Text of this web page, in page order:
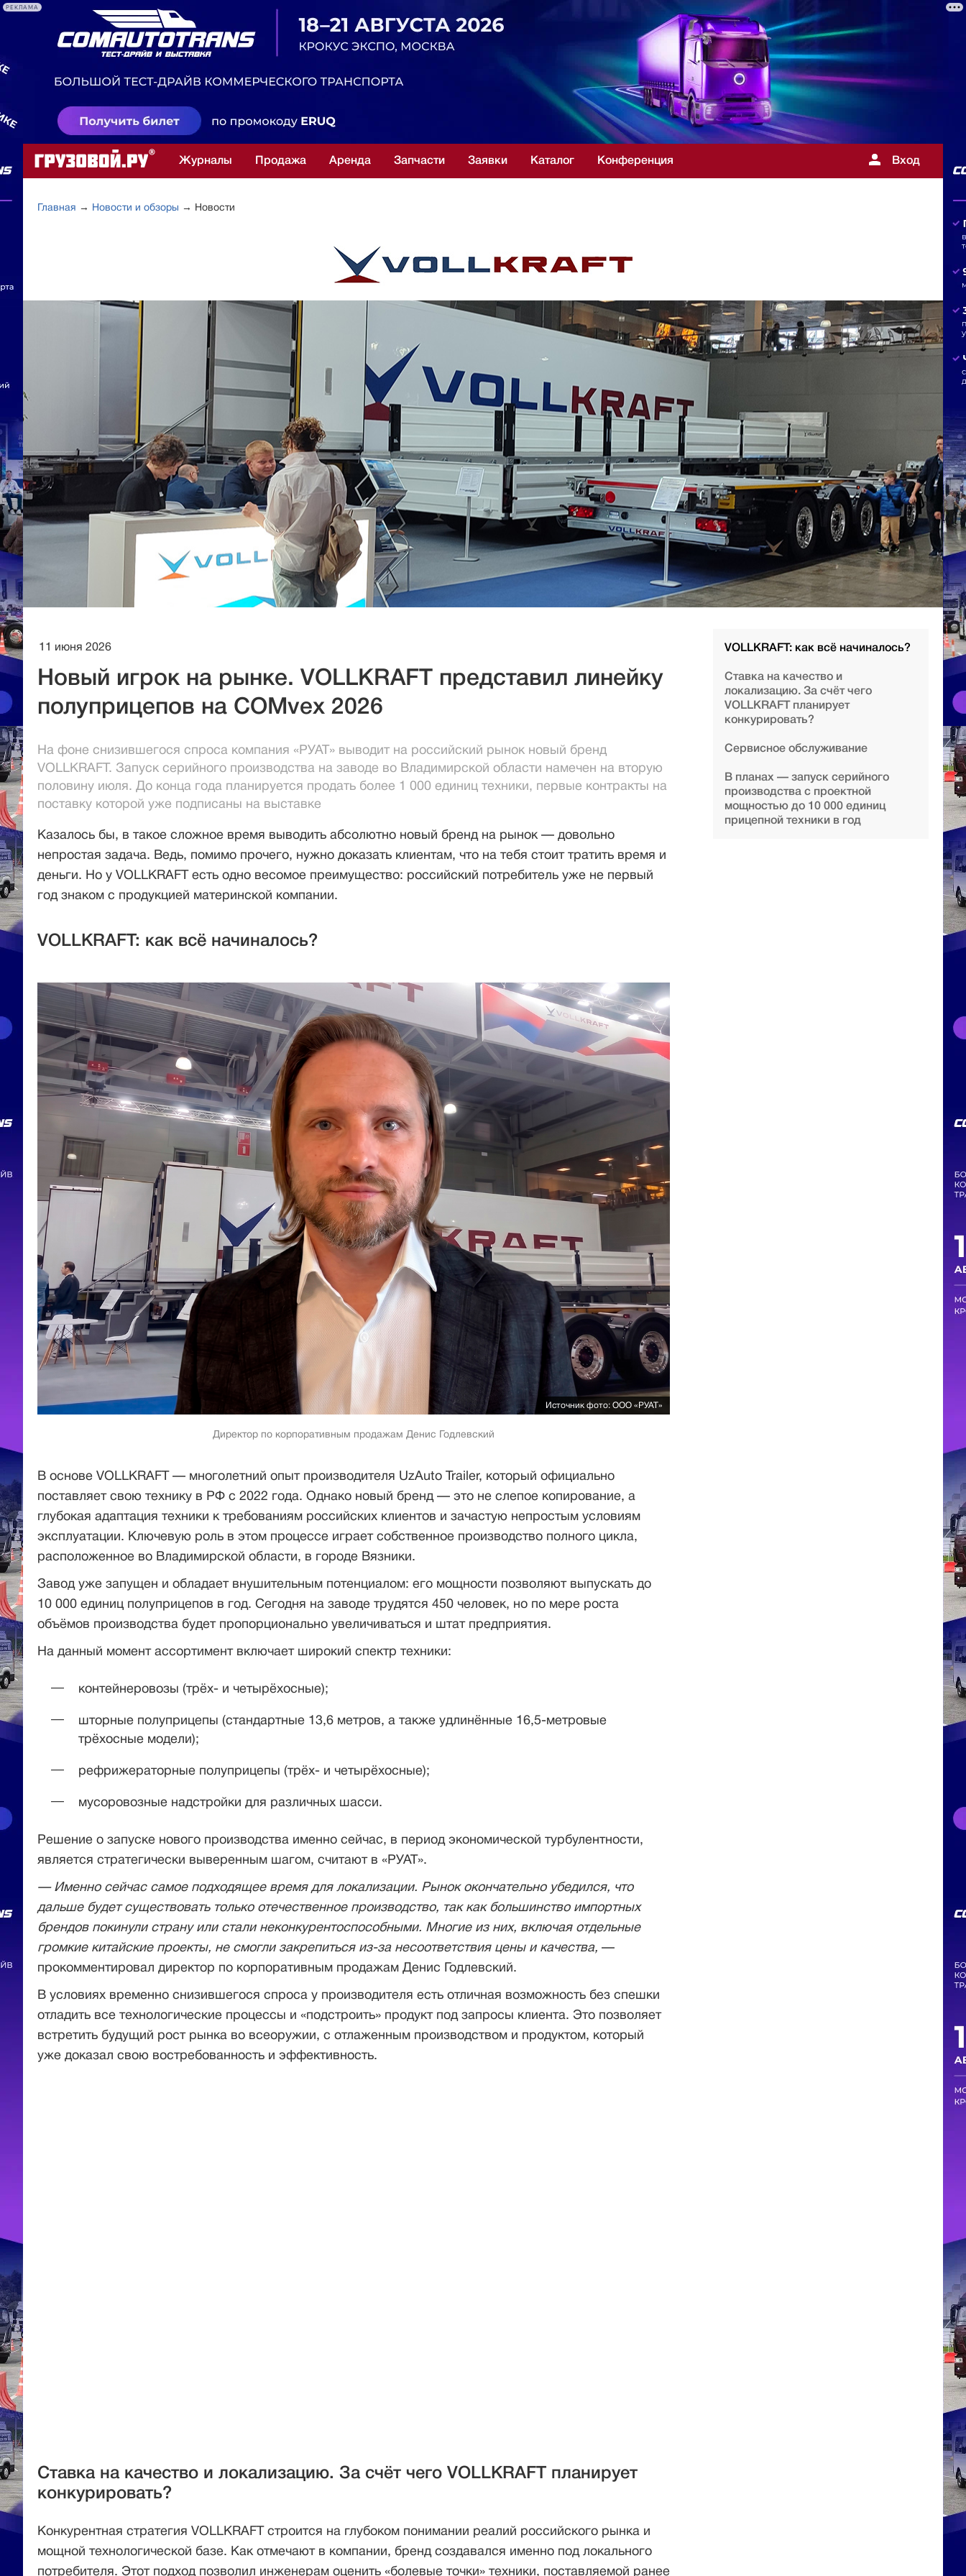
РЕКЛАМА
Вход
Журналы Продажа Аренда Запчасти Заявки Каталог Конференция
Главная → Новости и обзоры → Новости
VOLLKRAFT: как всё начиналось?
Ставка на качество и
локализацию. За счёт чего
VOLLKRAFT планирует
конкурировать?
Сервисное обслуживание
В планах — запуск серийного
производства с проектной
мощностью до 10 000 единиц
прицепной техники в год
11 июня 2026
Новый игрок на рынке. VOLLKRAFT представил линейку
полуприцепов на COMvex 2026
На фоне снизившегося спроса компания «РУАТ» выводит на российский рынок новый бренд
VOLLKRAFT. Запуск серийного производства на заводе во Владимирской области намечен на вторую
половину июля. До конца года планируется продать более 1 000 единиц техники, первые контракты на
поставку которой уже подписаны на выставке
Казалось бы, в такое сложное время выводить абсолютно новый бренд на рынок — довольно
непростая задача. Ведь, помимо прочего, нужно доказать клиентам, что на тебя стоит тратить время и
деньги. Но у VOLLKRAFT есть одно весомое преимущество: российский потребитель уже не первый
год знаком с продукцией материнской компании.
VOLLKRAFT: как всё начиналось?
Источник фото: ООО «РУАТ»
Директор по корпоративным продажам Денис Годлевский
В основе VOLLKRAFT — многолетний опыт производителя UzAuto Trailer, который официально
поставляет свою технику в РФ с 2022 года. Однако новый бренд — это не слепое копирование, а
глубокая адаптация техники к требованиям российских клиентов и зачастую непростым условиям
эксплуатации. Ключевую роль в этом процессе играет собственное производство полного цикла,
расположенное во Владимирской области, в городе Вязники.
Завод уже запущен и обладает внушительным потенциалом: его мощности позволяют выпускать до
10 000 единиц полуприцепов в год. Сегодня на заводе трудятся 450 человек, но по мере роста
объёмов производства будет пропорционально увеличиваться и штат предприятия.
На данный момент ассортимент включает широкий спектр техники:
контейнеровозы (трёх- и четырёхосные);
шторные полуприцепы (стандартные 13,6 метров, а также удлинённые 16,5-метровые
трёхосные модели);
рефрижераторные полуприцепы (трёх- и четырёхосные);
мусоровозные надстройки для различных шасси.
Решение о запуске нового производства именно сейчас, в период экономической турбулентности,
является стратегически выверенным шагом, считают в «РУАТ».
— Именно сейчас самое подходящее время для локализации. Рынок окончательно убедился, что
дальше будет существовать только отечественное производство, так как большинство импортных
брендов покинули страну или стали неконкурентоспособными. Многие из них, включая отдельные
громкие китайские проекты, не смогли закрепиться из-за несоответствия цены и качества, —
прокомментировал директор по корпоративным продажам Денис Годлевский.
В условиях временно снизившегося спроса у производителя есть отличная возможность без спешки
отладить все технологические процессы и «подстроить» продукт под запросы клиента. Это позволяет
встретить будущий рост рынка во всеоружии, с отлаженным производством и продуктом, который
уже доказал свою востребованность и эффективность.
Ставка на качество и локализацию. За счёт чего VOLLKRAFT планирует
конкурировать?
Конкурентная стратегия VOLLKRAFT строится на глубоком понимании реалий российского рынка и
мощной технологической базе. Как отмечают в компании, бренд создавался именно под локального
потребителя. Этот подход позволил инженерам оценить «болевые точки» техники, поставляемой ранее